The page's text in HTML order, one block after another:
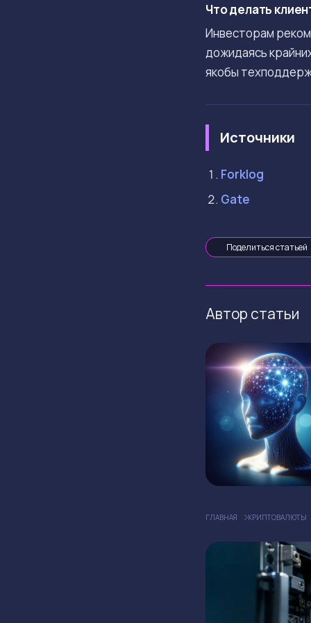
Что делать
Инвесторам
дожидаясь
якобы
Источники
Forklog
Gate
Поделиться статьей
Автор статьи
ГЛАВНАЯ КРИПТОВАЛЮТЫ